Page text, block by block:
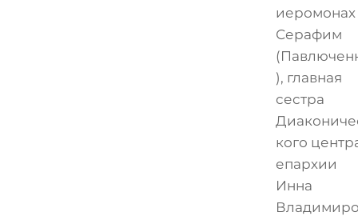
иеромонах
Серафим
), главная
сестра
кого
епархии
Инна